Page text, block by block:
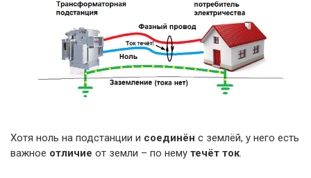
Хотя ноль на подстанции и соединён с землёй, у него есть
важное отличие от земли – по нему течёт ток